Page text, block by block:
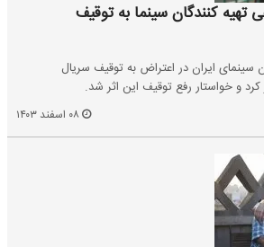
کنندگان سینما به توقیف
سینمای ایران در اعتراض به توقیف سریال
کرد و خواستار رفع توقیف این اثر شد.